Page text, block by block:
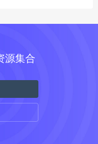
源集合